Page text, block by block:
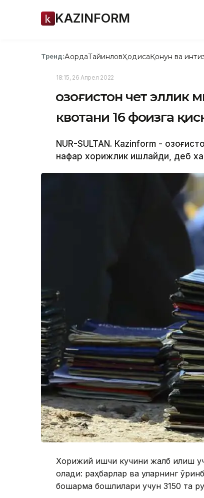
KAZINFORM
Тренд:АқордаТайинловҲодисаҚонун ва
18:15, 26 Апрел 2022
Қозоғистон чет
квотани 16 фоизга
NUR-SULTAN. Кazinform -
нафар хорижлик ишлайди, деб
Хорижий ишчи кучини жалб қилиш
олади: раҳбарлар ва уларнинг
бошқарма бошлиқлари учун 3150 та